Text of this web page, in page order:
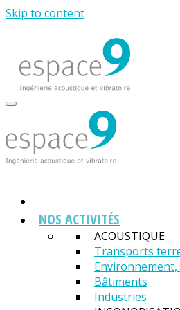
Skip to content
NOS ACTIVITÉS
ACOUSTIQUE
Transports
Bâtiments
Industries